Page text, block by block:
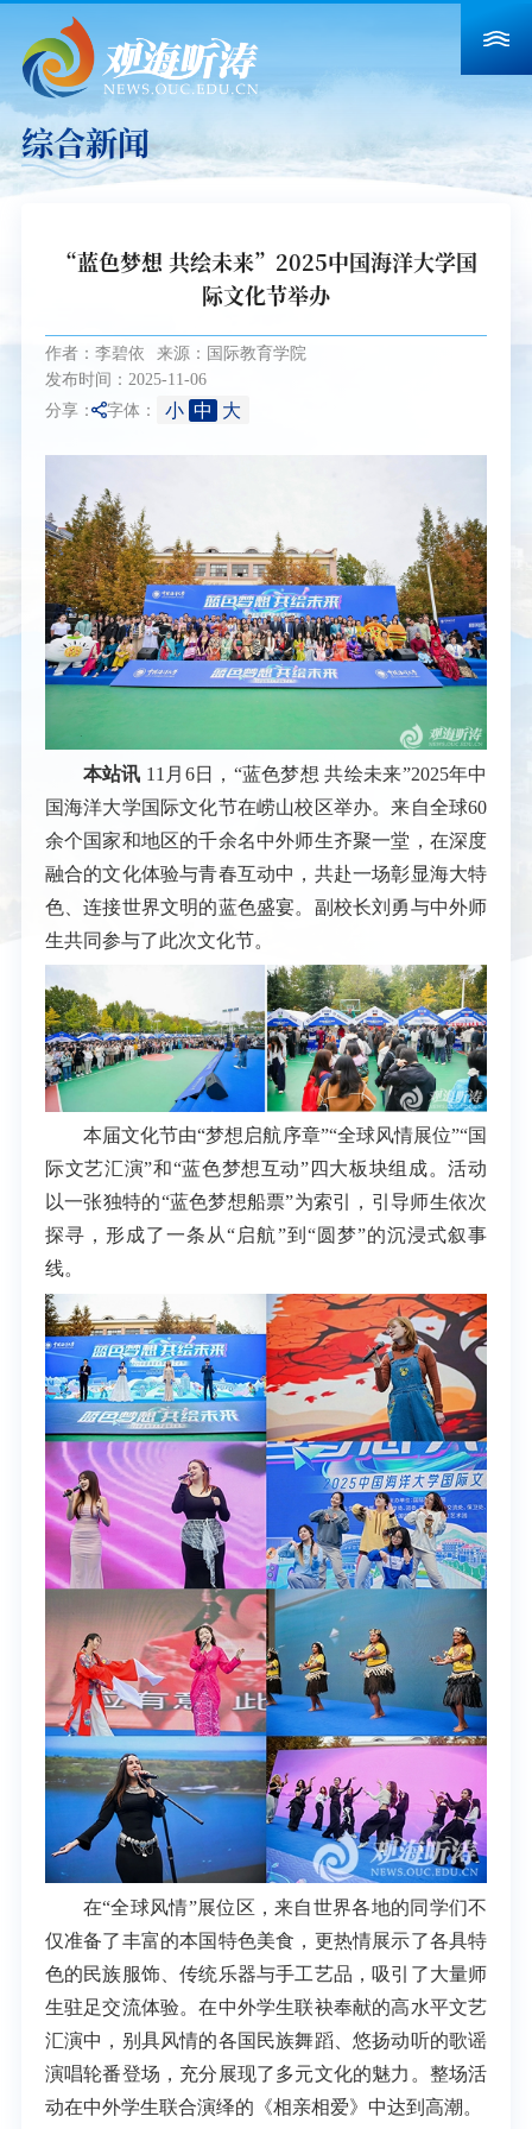
综合新闻
“蓝色梦想 共绘未来”2025中国海洋大学国
际文化节举办
作者：李碧依
来源：国际教育学院
发布时间：2025-11-06
分享： 字体： 小 中 大
本站讯 11月6日，“蓝色梦想 共绘未来”2025年中
国海洋大学国际文化节在崂山校区举办。来自全球60
余个国家和地区的千余名中外师生齐聚一堂，在深度
融合的文化体验与青春互动中，共赴一场彰显海大特
色、连接世界文明的蓝色盛宴。副校长刘勇与中外师
生共同参与了此次文化节。
本届文化节由“梦想启航序章”“全球风情展位”“国
际文艺汇演”和“蓝色梦想互动”四大板块组成。活动
以一张独特的“蓝色梦想船票”为索引，引导师生依次
探寻，形成了一条从“启航”到“圆梦”的沉浸式叙事
线。
在“全球风情”展位区，来自世界各地的同学们不
仅准备了丰富的本国特色美食，更热情展示了各具特
色的民族服饰、传统乐器与手工艺品，吸引了大量师
生驻足交流体验。在中外学生联袂奉献的高水平文艺
汇演中，别具风情的各国民族舞蹈、悠扬动听的歌谣
演唱轮番登场，充分展现了多元文化的魅力。整场活
动在中外学生联合演绎的《相亲相爱》中达到高潮。